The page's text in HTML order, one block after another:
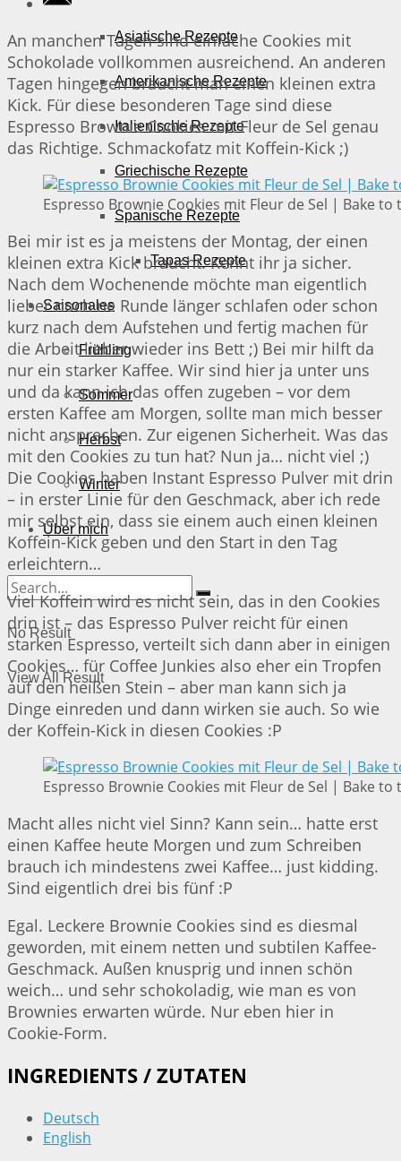
Asiatische Rezepte
Amerikanische Rezepte
Italienische Rezepte
Griechische Rezepte
Spanische Rezepte
Tapas Rezepte
Saisonales
Frühling
Sommer
Herbst
Winter
Über mich
No Result
View All Result
An manchen Tagen sind einfache Cookies mit
Schokolade vollkommen ausreichend. An anderen
Tagen hingegen braucht man einen kleinen extra
Kick. Für diese besonderen Tage sind diese
Espresso Brownie Cookies mit Fleur de Sel genau
das Richtige. Schmackofatz mit Koffein-Kick ;)
Espresso Brownie Cookies mit Fleur de Sel | Bake
Bei mir ist es ja meistens der Montag, der einen
kleinen extra Kick braucht. Kennt ihr ja sicher.
Nach dem Wochenende möchte man eigentlich
lieber noch ne Runde länger schlafen oder schon
kurz nach dem Aufstehen und fertig machen für
die Arbeit lieber wieder ins Bett ;) Bei mir hilft da
nur ein starker Kaffee. Wir sind hier ja unter uns
und da kann ich das offen zugeben – vor dem
ersten Kaffee am Morgen, sollte man mich besser
nicht ansprechen. Zur eigenen Sicherheit. Was das
mit den Cookies zu tun hat? Nun ja… nicht viel ;)
Die Cookies haben Instant Espresso Pulver mit drin
– in erster Linie für den Geschmack, aber ich rede
mir selbst ein, dass sie einem auch einen kleinen
Koffein-Kick geben und den Start in den Tag
erleichtern…
Viel Koffein wird es nicht sein, das in den Cookies
drin ist – das Espresso Pulver reicht für einen
starken Espresso, verteilt sich dann aber in einigen
Cookies… für Coffee Junkies also eher ein Tropfen
auf den heißen Stein – aber man kann sich ja
Dinge einreden und dann wirken sie auch. So wie
der Koffein-Kick in diesen Cookies :P
Espresso Brownie Cookies mit Fleur de Sel | Bake
Macht alles nicht viel Sinn? Kann sein… hatte erst
einen Kaffee heute Morgen und zum Schreiben
brauch ich mindestens zwei Kaffee… just kidding.
Sind eigentlich drei bis fünf :P
Egal. Leckere Brownie Cookies sind es diesmal
geworden, mit einem netten und subtilen Kaffee-
Geschmack. Außen knusprig und innen schön
weich… und sehr schokoladig, wie man es von
Brownies erwarten würde. Nur eben hier in
Cookie-Form.
INGREDIENTS / ZUTATEN
Deutsch
English